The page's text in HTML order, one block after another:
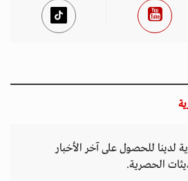
لدينا للحصول على آخر الأخبار
الحصرية.